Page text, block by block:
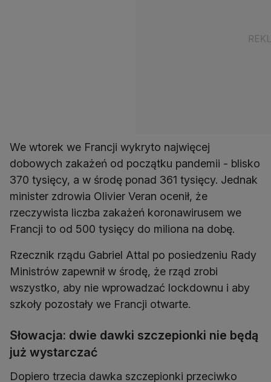
We wtorek we Francji wykryto najwięcej
dobowych zakażeń od początku pandemii - blisko
370 tysięcy, a w środę ponad 361 tysięcy. Jednak
minister zdrowia Olivier Veran ocenił, że
rzeczywista liczba zakażeń koronawirusem we
Francji to od 500 tysięcy do miliona na dobę.
Rzecznik rządu Gabriel Attal po posiedzeniu Rady
Ministrów zapewnił w środę, że rząd zrobi
wszystko, aby nie wprowadzać lockdownu i aby
szkoły pozostały we Francji otwarte.
Słowacja: dwie dawki szczepionki nie będą
już wystarczać
Dopiero trzecia dawka szczepionki przeciwko